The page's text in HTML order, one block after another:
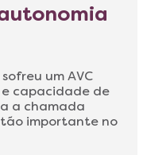
um AVC
capacidade de
a chamada
importante no